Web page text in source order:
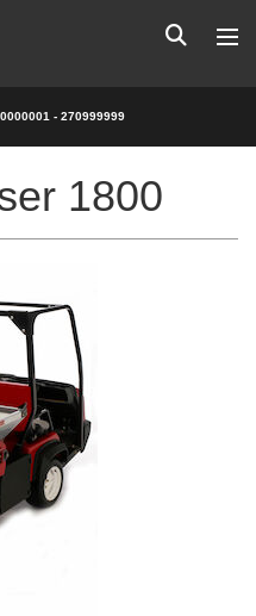
- 270999999
1800